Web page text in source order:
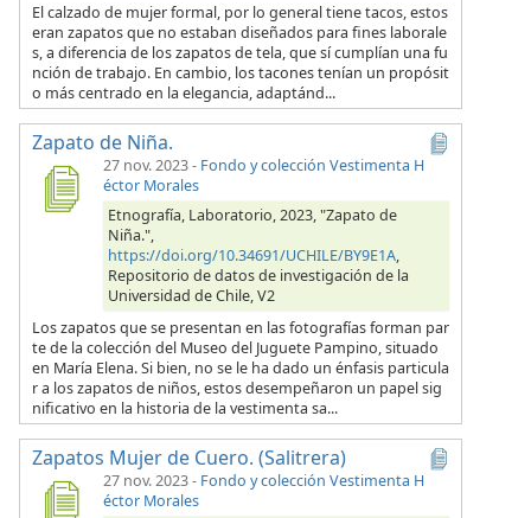
El calzado de mujer formal, por lo general tiene tacos, estos
eran zapatos que no estaban diseñados para fines laborale
s, a diferencia de los zapatos de tela, que sí cumplían una fu
nción de trabajo. En cambio, los tacones tenían un propósit
o más centrado en la elegancia, adaptánd...
Zapato de Niña.
27 nov. 2023- Fondo y colección Vestimenta H
éctor Morales
Etnografía, Laboratorio, 2023, "Zapato de
Niña.",
https://doi.org/10.34691/UCHILE/BY9E1A,
Repositorio de datos de investigación de la
Universidad de Chile, V2
Los zapatos que se presentan en las fotografías forman par
te de la colección del Museo del Juguete Pampino, situado
en María Elena. Si bien, no se le ha dado un énfasis particula
r a los zapatos de niños, estos desempeñaron un papel sig
nificativo en la historia de la vestimenta sa...
Zapatos Mujer de Cuero. (Salitrera)
27 nov. 2023- Fondo y colección Vestimenta H
éctor Morales